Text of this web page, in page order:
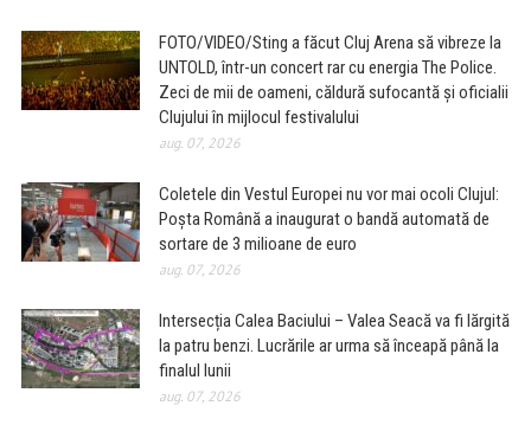
FOTO/VIDEO/Sting a făcut Cluj Arena să vibreze la
UNTOLD, într-un concert rar cu energia The Police.
Zeci de mii de oameni, căldură sufocantă și oficialii
Clujului în mijlocul festivalului
aug. 07, 2026
Coletele din Vestul Europei nu vor mai ocoli Clujul:
Poșta Română a inaugurat o bandă automată de
sortare de 3 milioane de euro
aug. 07, 2026
Intersecția Calea Baciului – Valea Seacă va fi lărgită
la patru benzi. Lucrările ar urma să înceapă până la
finalul lunii
aug. 07, 2026